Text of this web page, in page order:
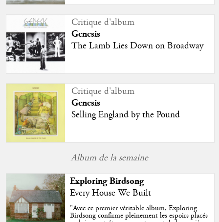
Critique d'album
Genesis
The Lamb Lies Down on Broadway
Critique d'album
Genesis
Selling England by the Pound
Album de la semaine
Exploring Birdsong
Every House We Built
"Avec ce premier véritable album, Exploring
Birdsong confirme pleinement les espoirs placés